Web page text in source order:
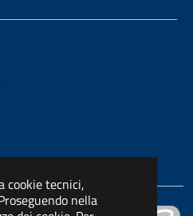
cookie tecnici,
nella